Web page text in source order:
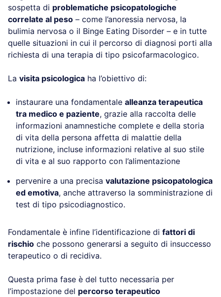
sospetta di problematiche psicopatologiche
correlate al peso – come l’anoressia nervosa, la
bulimia nervosa o il Binge Eating Disorder – e in tutte
quelle situazioni in cui il percorso di diagnosi porti alla
richiesta di una terapia di tipo psicofarmacologico.
La visita psicologica ha l’obiettivo di:
instaurare una fondamentale alleanza terapeutica
tra medico e paziente, grazie alla raccolta delle
informazioni anamnestiche complete e della storia
di vita della persona affetta di malattie della
nutrizione, incluse informazioni relative al suo stile
di vita e al suo rapporto con l’alimentazione
pervenire a una precisa valutazione psicopatologica
ed emotiva, anche attraverso la somministrazione di
test di tipo psicodiagnostico.
Fondamentale è infine l’identificazione di fattori di
rischio che possono generarsi a seguito di insuccesso
terapeutico o di recidiva.
Questa prima fase è del tutto necessaria per
l’impostazione del percorso terapeutico